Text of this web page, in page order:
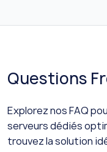
Questions
Explorez nos FAQ
serveurs dédiés
trouvez la solution